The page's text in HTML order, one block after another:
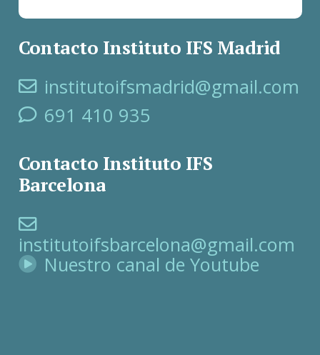
Contacto Instituto IFS Madrid
institutoifsmadrid@gmail.com
691 410 935
Contacto Instituto IFS
Barcelona
institutoifsbarcelona@gmail.com
Nuestro canal de Youtube